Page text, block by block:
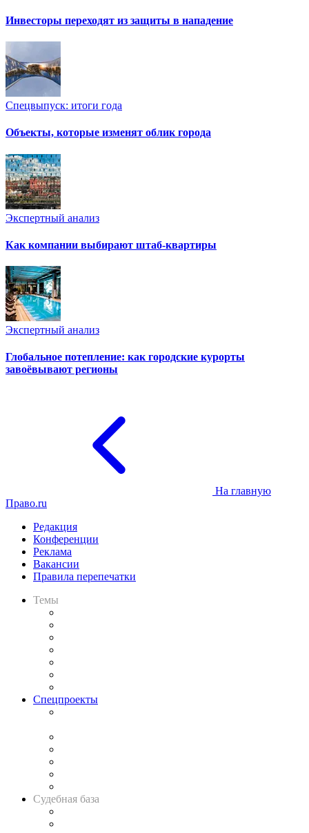
Инвесторы переходят из защиты в нападение
Спецвыпуск: итоги года
Объекты, которые изменят облик города
Экспертный анализ
Как компании выбирают штаб-квартиры
Экспертный анализ
Глобальное потепление: как городские курорты
завоёвывают регионы
На главную
Право.ru
Редакция
Конференции
Реклама
Вакансии
Правила перепечатки
Темы
Спецпроекты
Судебная база